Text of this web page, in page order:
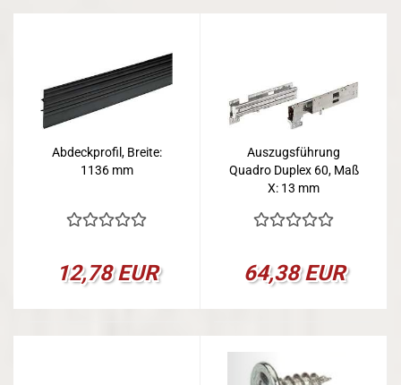
Abdeckprofil, Breite:
1136 mm
12,78 EUR
Auszugsführung
Quadro Duplex 60, Maß
X: 13 mm
64,38 EUR